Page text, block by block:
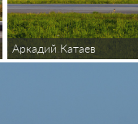
Аркадий Катаев